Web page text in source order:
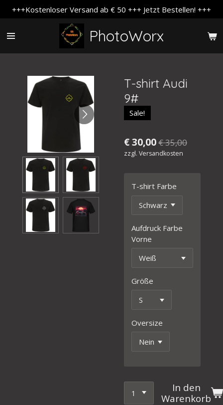
Zum
springen
PhotoWorx
+++Kostenloser Versand ab € 50 +++ Jetzt Bestellen! +++
T-shirt Audi
9#
Sale!
€ 30,00€ 35,00
zzgl. Versandkosten
T-shirt Farbe
Aufdruck Farbe
Vorne
Größe
Oversize
In den
Warenkorb